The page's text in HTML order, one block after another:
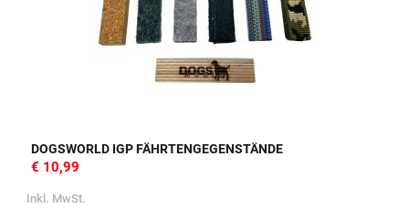
DOGSWORLD IGP FÄHRTENGEGENSTÄNDE
€ 10,99
Inkl. MwSt.